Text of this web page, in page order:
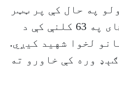
په حال کې پر ټټر
لګیږي او ځاي پر ځای په 63 کلنې کې د
لخوا شهید کیږي.
وره کې خاورو ته